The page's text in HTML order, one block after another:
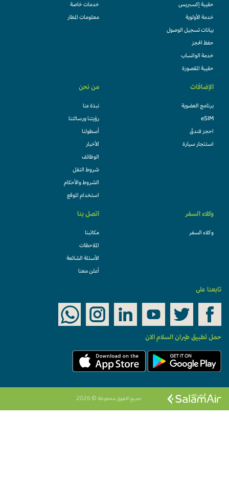
حقيبة إكسبريس
خدمة الأولوية
بيانات تسجيل الوصول
حفظ الحجز
خدمة الواتساب
حقيبة المقصورة
خدمات خاصة
معلومات المطار
الإضافات
برنامج العضوية
eSIM
احجز فندقً
استئجار سيارة
من نحن
نبذة عنا
رؤيتنا ورسالتنا
أسطولنا
الأخبار
الوظائف
شروط النقل
الشروط والأحكام
استخدام الموقع
وكلاء السفر
وكلاء السفر
اتصل بنا
مكاتبنا
الملاحظات
الأسئلة الشائعة
أعلن معنا
تابعنا على
حمل تطبيق طيران السلام الان
جميع الحقوق محفوظة © 2026